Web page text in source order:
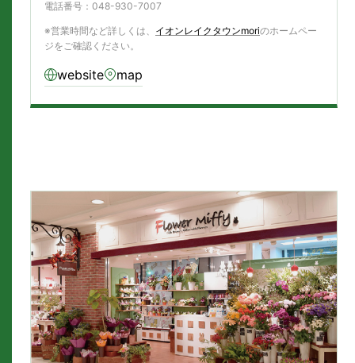
電話番号： 048-930-7007
※営業時間など詳しくは、 イオンレイクタウンmoriのホームペー
ジをご確認ください。
website map